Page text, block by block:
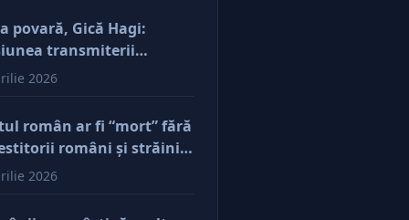
povară, Gică Hagi:
transmiterii
şi a mentalităţii o
vor să-și lase moştenire
2026
român ar fi “mort” fără
români şi străini.
părerea mea, acum e
diferenţa între cine îl
2026